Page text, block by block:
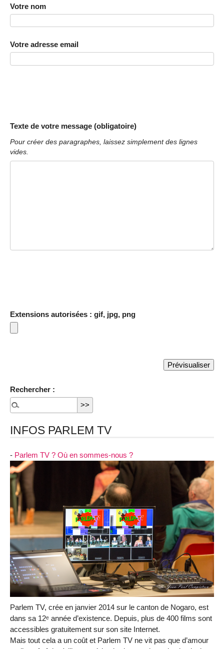
Votre nom
Votre adresse email
Texte de votre message (obligatoire)
Pour créer des paragraphes, laissez simplement des lignes
vides.
Extensions autorisées : gif, jpg, png
Rechercher :
INFOS PARLEM TV
- Parlem TV ? Où en sommes-nous ?
Parlem TV, crée en janvier 2014 sur le canton de Nogaro, est
dans sa 12ᵉ année d’existence. Depuis, plus de 400 films sont
accessibles gratuitement sur son site Internet.
Mais tout cela a un coût et Parlem TV ne vit pas que d’amour